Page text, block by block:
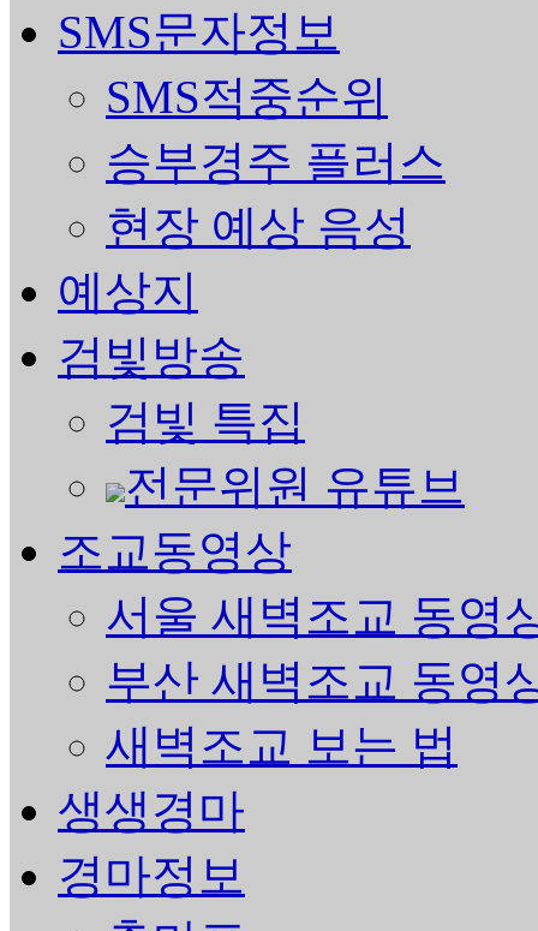
SMS문자정보
SMS적중순위
승부경주 플러스
현장 예상 음성
예상지
검빛방송
검빛 특집
전문위원 유튜브
조교동영상
서울 새벽조교 동영
부산 새벽조교 동영
새벽조교 보는 법
생생경마
경마정보